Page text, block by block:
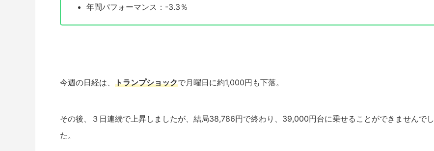
年間パフォーマンス：-3.3％
今週の日経は、 トランプショックで月曜日に約1,000円も下落。
その後、３日連続で上昇しましたが、結局38,786円で終わり、39,000円台に乗せることができませんでし
た。